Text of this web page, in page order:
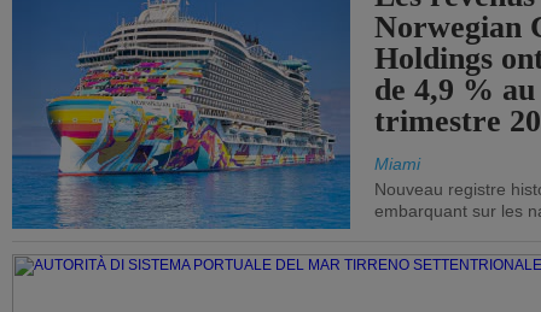
Norwegian
Holdings
de 4,9 %
trimestre
Miami
Nouveau registre
embarquant sur les